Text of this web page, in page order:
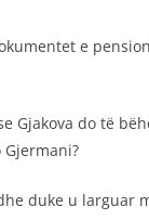
e
do të
duke u larguar